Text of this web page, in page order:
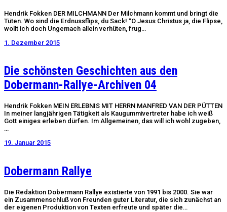
Hendrik Fokken DER MILCHMANN Der Milchmann kommt und bringt die
Tüten. Wo sind die Erdnussflips, du Sack! “O Jesus Christus ja, die Flipse,
wollt ich doch Ungemach allein verhüten, frug…
1. Dezember 2015
Die schönsten Geschichten aus den
Dobermann-Rallye-Archiven 04
Hendrik Fokken MEIN ERLEBNIS MIT HERRN MANFRED VAN DER PÜTTEN
In meiner langjährigen Tätigkeit als Kaugummivertreter habe ich weiß
Gott einiges erleben dürfen. Im Allgemeinen, das will ich wohl zugeben,
…
19. Januar 2015
Dobermann Rallye
Die Redaktion Dobermann Rallye existierte von 1991 bis 2000. Sie war
ein Zusammenschluß von Freunden guter Literatur, die sich zunächst an
der eigenen Produktion von Texten erfreute und später die…